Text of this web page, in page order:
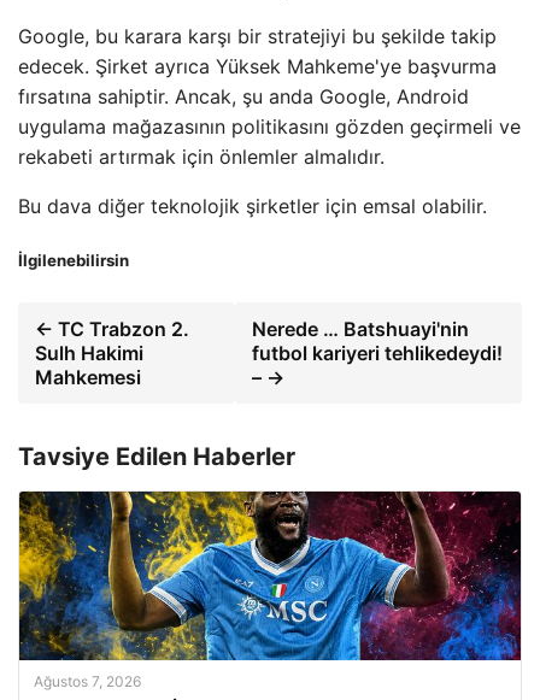
Google, bu karara karşı bir stratejiyi bu şekilde takip
edecek. Şirket ayrıca Yüksek Mahkeme'ye başvurma
fırsatına sahiptir. Ancak, şu anda Google, Android
uygulama mağazasının politikasını gözden geçirmeli ve
rekabeti artırmak için önlemler almalıdır.
Bu dava diğer teknolojik şirketler için emsal olabilir.
İlgilenebilirsin
← TC Trabzon 2.
Sulh Hakimi
Mahkemesi
Nerede … Batshuayi'nin
futbol kariyeri tehlikedeydi!
– →
Tavsiye Edilen Haberler
Ağustos 7, 2026